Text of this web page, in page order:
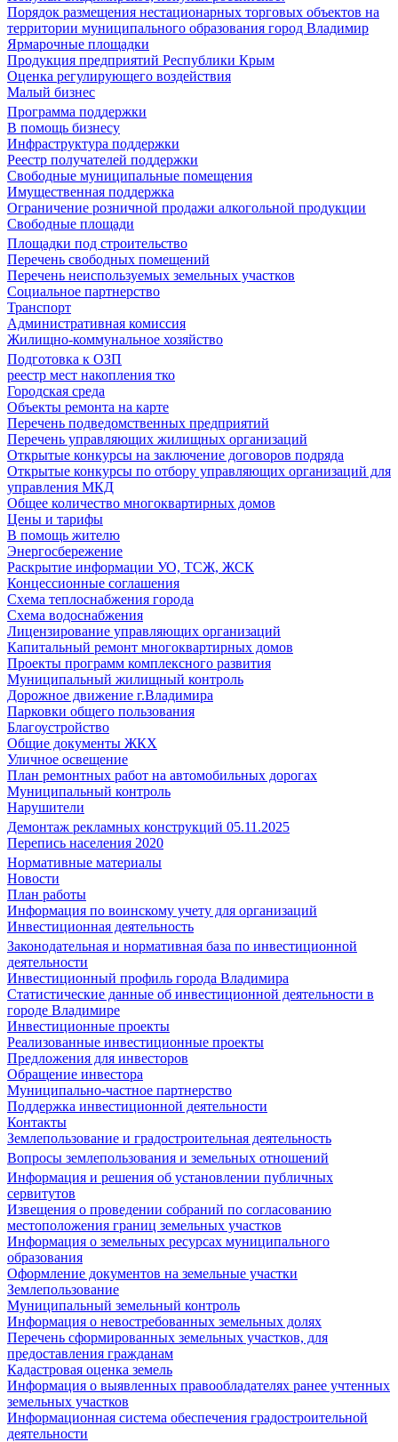
Порядок размещения нестационарных торговых объектов на
территории муниципального образования город Владимир
Ярмарочные площадки
Продукция предприятий Республики Крым
Оценка регулирующего воздействия
Малый бизнес
Программа поддержки
В помощь бизнесу
Инфраструктура поддержки
Реестр получателей поддержки
Свободные муниципальные помещения
Имущественная поддержка
Ограничение розничной продажи алкогольной продукции
Свободные площади
Площадки под строительство
Перечень свободных помещений
Перечень неиспользуемых земельных участков
Социальное партнерство
Транспорт
Административная комиссия
Жилищно-коммунальное хозяйство
Подготовка к ОЗП
реестр мест накопления тко
Городская среда
Объекты ремонта на карте
Перечень подведомственных предприятий
Перечень управляющих жилищных организаций
Открытые конкурсы на заключение договоров подряда
Открытые конкурсы по отбору управляющих организаций для
управления МКД
Общее количество многоквартирных домов
Цены и тарифы
В помощь жителю
Энергосбережение
Раскрытие информации УО, ТСЖ, ЖСК
Концессионные соглашения
Схема теплоснабжения города
Схема водоснабжения
Лицензирование управляющих организаций
Капитальный ремонт многоквартирных домов
Проекты программ комплексного развития
Муниципальный жилищный контроль
Дорожное движение г.Владимира
Парковки общего пользования
Благоустройство
Общие документы ЖКХ
Уличное освещение
План ремонтных работ на автомобильных дорогах
Муниципальный контроль
Нарушители
Демонтаж рекламных конструкций 05.11.2025
Перепись населения 2020
Нормативные материалы
Новости
План работы
Информация по воинскому учету для организаций
Инвестиционная деятельность
Законодательная и нормативная база по инвестиционной
деятельности
Инвестиционный профиль города Владимира
Статистические данные об инвестиционной деятельности в
городе Владимире
Инвестиционные проекты
Реализованные инвестиционные проекты
Предложения для инвесторов
Обращение инвестора
Муниципально-частное партнерство
Поддержка инвестиционной деятельности
Контакты
Землепользование и градостроительная деятельность
Вопросы землепользования и земельных отношений
Информация и решения об установлении публичных
сервитутов
Извещения о проведении собраний по согласованию
местоположения границ земельных участков
Информация о земельных ресурсах муниципального
образования
Оформление документов на земельные участки
Землепользование
Муниципальный земельный контроль
Информация о невостребованных земельных долях
Перечень сформированных земельных участков, для
предоставления гражданам
Кадастровая оценка земель
Информация о выявленных правообладателях ранее учтенных
земельных участков
Информационная система обеспечения градостроительной
деятельности